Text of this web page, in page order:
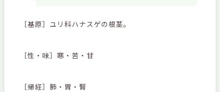
［基原］ユリ科ハナスゲの根茎。
［性・味］寒・苦・甘
［帰経］肺・胃・腎